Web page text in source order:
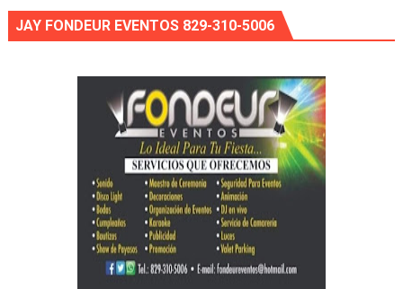
JAY FONDEUR EVENTOS 829-310-5006